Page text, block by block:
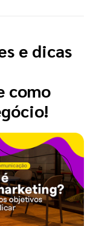
e dicas
como